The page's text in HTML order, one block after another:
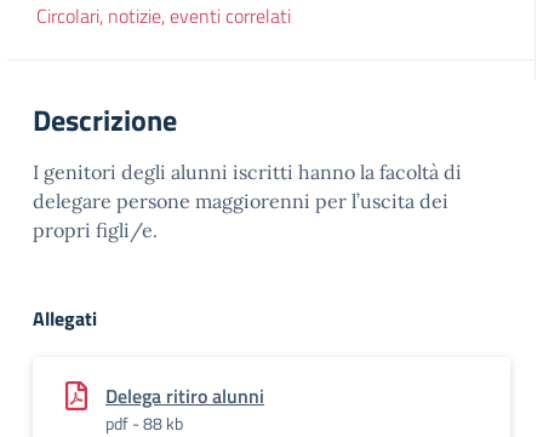
Circolari, notizie, eventi correlati
Descrizione
I genitori degli alunni iscritti hanno la facoltà di
delegare persone maggiorenni per l’uscita dei
propri figli/e.
Allegati
Delega ritiro alunni
pdf - 88 kb